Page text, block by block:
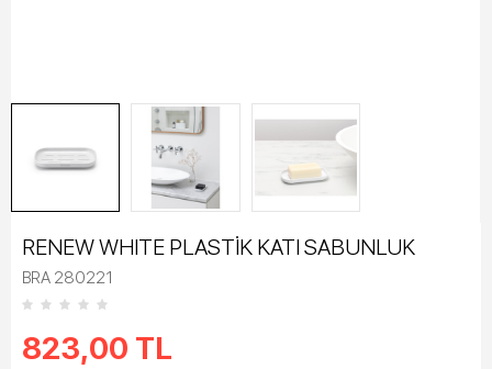
RENEW WHITE PLASTİK KATI SABUNLUK
BRA 280221
823,00 TL